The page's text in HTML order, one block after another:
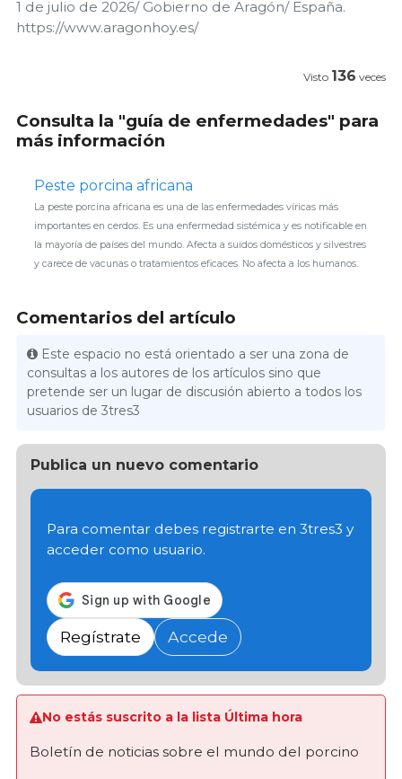
1 de julio de 2026/ Gobierno de Aragón/ España.
https://www.aragonhoy.es/
Visto 136 veces
Consulta la "guía de enfermedades" para
más información
Peste porcina africana
La peste porcina africana es una de las enfermedades víricas más
importantes en cerdos. Es una enfermedad sistémica y es notificable en
la mayoría de países del mundo. Afecta a suidos domésticos y silvestres
y carece de vacunas o tratamientos eficaces. No afecta a los humanos.
Comentarios del artículo
Este espacio no está orientado a ser una zona de
consultas a los autores de los artículos sino que
pretende ser un lugar de discusión abierto a todos los
usuarios de 3tres3
Publica un nuevo comentario
Para comentar debes registrarte en 3tres3 y
acceder como usuario.
Regístrate Accede
No estás suscrito a la lista Última hora
Boletín de noticias sobre el mundo del porcino